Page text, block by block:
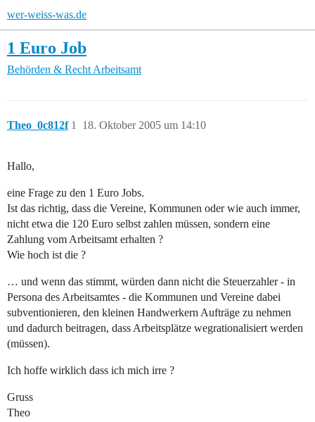
wer-weiss-was.de
1 Euro Job
Behörden & Recht Arbeitsamt
Theo_0c812f 18. Oktober 2005 um 14:10
1
Hallo,
eine Frage zu den 1 Euro Jobs.
Ist das richtig, dass die Vereine, Kommunen oder wie auch immer,
nicht etwa die 120 Euro selbst zahlen müssen, sondern eine
Zahlung vom Arbeitsamt erhalten ?
Wie hoch ist die ?
… und wenn das stimmt, würden dann nicht die Steuerzahler - in
Persona des Arbeitsamtes - die Kommunen und Vereine dabei
subventionieren, den kleinen Handwerkern Aufträge zu nehmen
und dadurch beitragen, dass Arbeitsplätze wegrationalisiert werden
(müssen).
Ich hoffe wirklich dass ich mich irre ?
Gruss
Theo